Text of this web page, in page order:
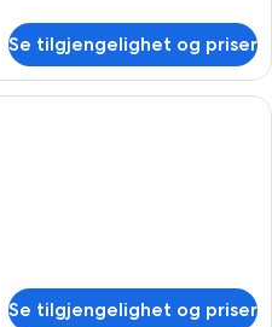
Se tilgjengelighet og priser
Se tilgjengelighet og priser